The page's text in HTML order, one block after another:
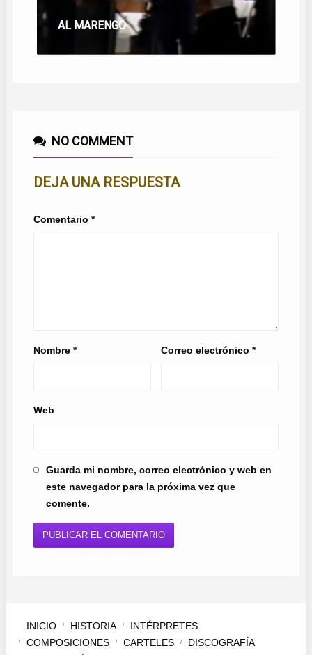
AL MARENGO
NO COMMENT
DEJA UNA RESPUESTA
Comentario *
Nombre * Correo electrónico*
Web
Guarda mi nombre, correo electrónico y web en
este navegador para la próxima vez que
comente.
INICIO HISTORIA
INTÉRPRETES
COMPOSICIONES
CARTELES
DISCOGRAFÍA